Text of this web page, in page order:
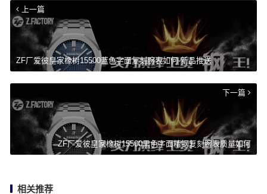
上一篇
ZF厂爱彼皇家橡树15500蓝色字面复刻腕表如何-新品推送
下一篇
ZF厂爱彼皇家橡树15500黑色字面精钢复刻腕表质量如何
相关推荐